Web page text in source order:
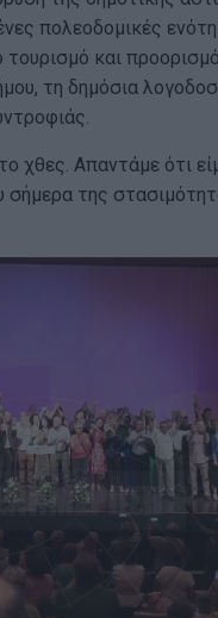
πολεοδομικές
και
τη δημόσια
χθες. Απαντάμε ότι
σήμερα της